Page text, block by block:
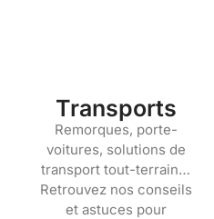
Transports
Remorques, porte-
voitures, solutions de
transport tout-terrain…
Retrouvez nos conseils
et astuces pour